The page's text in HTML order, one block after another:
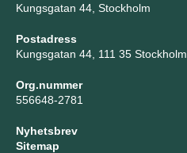
Kungsgatan 44, Stockholm
Postadress
Kungsgatan 44, 111 35 Stockholm
Org.nummer
556648-2781
Nyhetsbrev
Sitemap